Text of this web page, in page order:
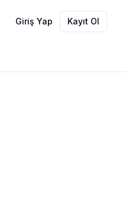
Giriş Yap Kayıt Ol